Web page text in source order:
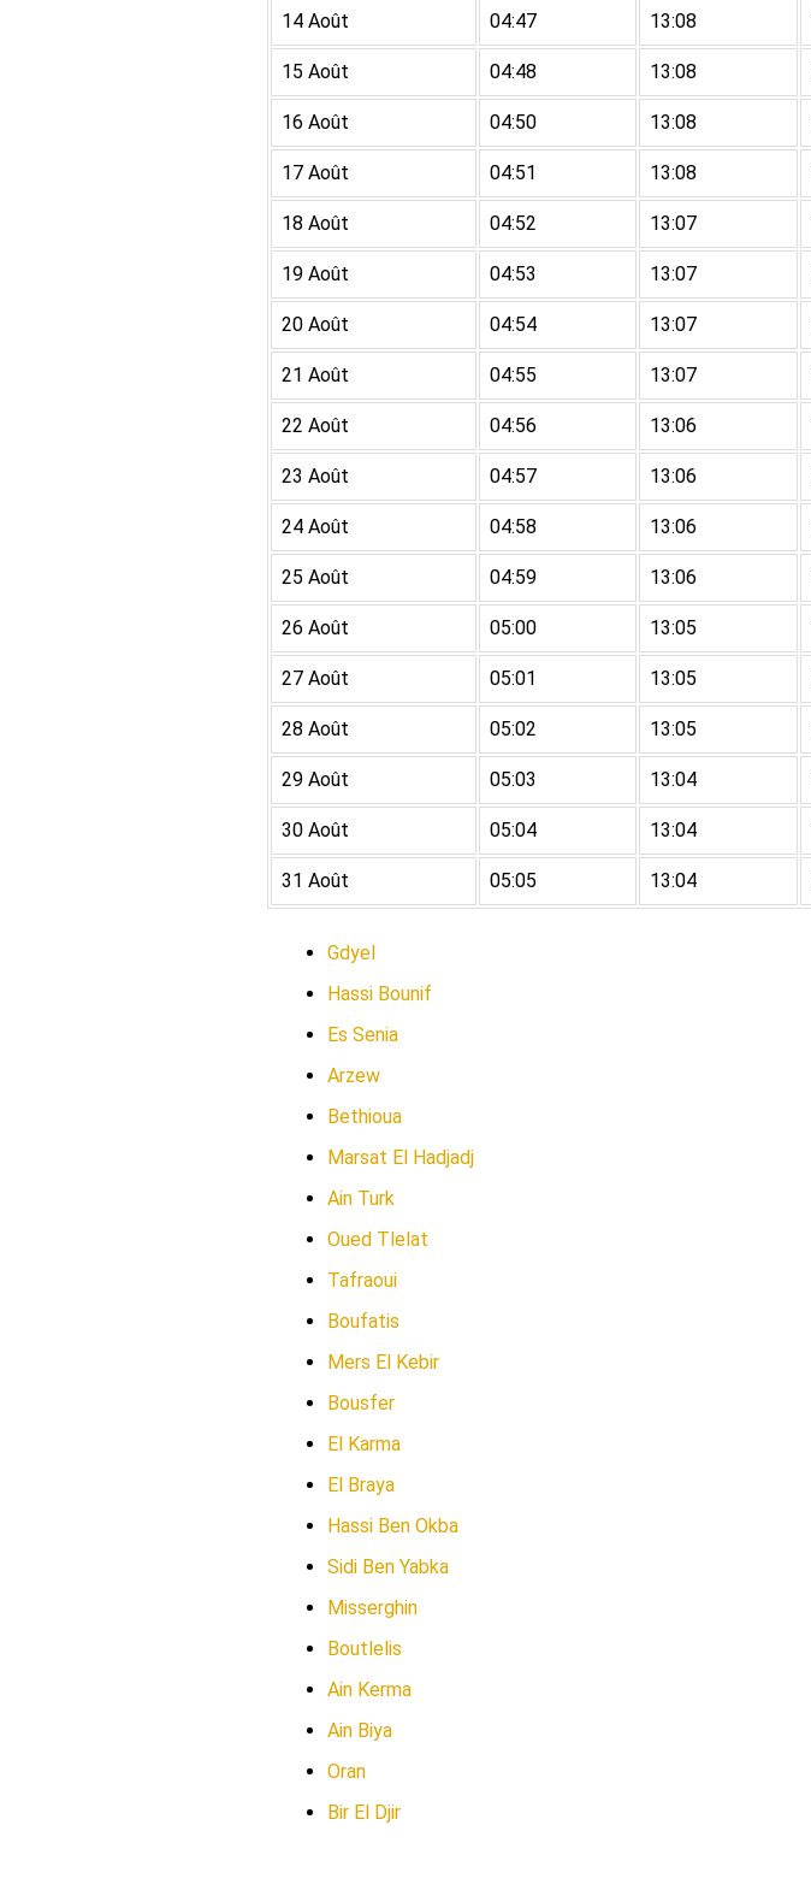
14 Août 04:47 13:08
15 Août 04:48 13:08
16 Août 04:50 13:08
17 Août 04:51 13:08
18 Août 04:52 13:07
19 Août 04:53 13:07
20 Août 04:54 13:07
21 Août 04:55 13:07
22 Août 04:56 13:06
23 Août 04:57 13:06
24 Août 04:58 13:06
25 Août 04:59 13:06
26 Août 05:00 13:05
27 Août 05:01 13:05
28 Août 05:02 13:05
29 Août 05:03 13:04
30 Août 05:04 13:04
31 Août 05:05 13:04
Gdyel
Hassi Bounif
Es Senia
Arzew
Bethioua
Marsat El Hadjadj
Ain Turk
Oued Tlelat
Tafraoui
Boufatis
Mers El Kebir
Bousfer
El Karma
El Braya
Hassi Ben Okba
Sidi Ben Yabka
Misserghin
Boutlelis
Ain Kerma
Ain Biya
Oran
Bir El Djir